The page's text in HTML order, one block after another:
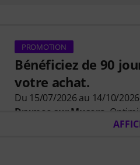
PROMOTION
Bénéficiez de 90
votre achat.
Du 15/07/2026 au 14/10/
Drumeo sur Musora .
parcours guidé qui vous